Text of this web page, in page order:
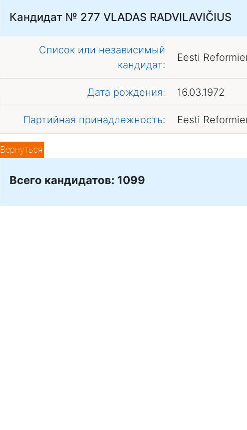
Кандидат № 277 VLADAS RADVILAVIČIUS
Список или независимый
кандидат:
Eesti
Дата рождения: 16.03.1972
Партийная принадлежность: Eesti
Вернуться
Всего кандидатов: 1099